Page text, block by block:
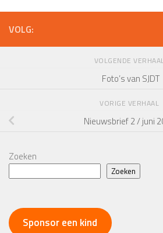
VOLG:
VOLGENDE
Foto’s van SJDT
VORIGE VERHAAL
Nieuwsbrief 2 / juni
Zoeken
Zoeken
Sponsor een kind